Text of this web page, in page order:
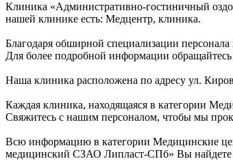
Клиника «Административно-гостиничный
нашей клинике есть: Медцентр, клиника.
Благодаря обширной специализации
Для более подробной информации
Наша клиника расположена по адресу ул.
Каждая клиника, находящаяся в категории
Свяжитесь с нашим персоналом, чтобы мы
Всю информацию в категории Медицинские
медицинский СЗАО Липласт-СПб» Вы найдете